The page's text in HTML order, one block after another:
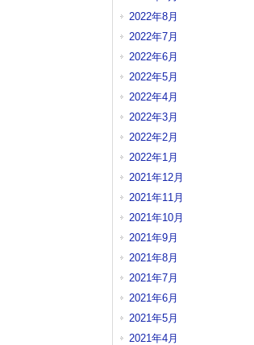
2022年8月
2022年7月
2022年6月
2022年5月
2022年4月
2022年3月
2022年2月
2022年1月
2021年12月
2021年11月
2021年10月
2021年9月
2021年8月
2021年7月
2021年6月
2021年5月
2021年4月